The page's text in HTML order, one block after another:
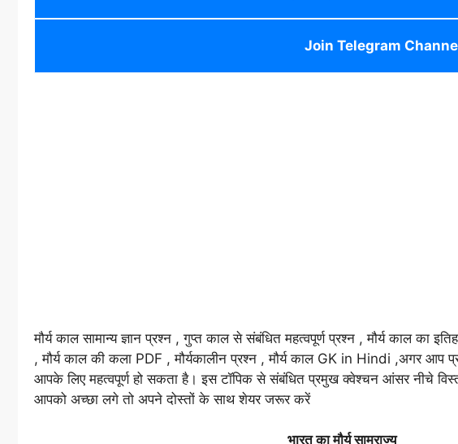
Join Telegram
मौर्य काल सामान्य ज्ञान प्रश्न , गुप्त काल से संबंधित महत्वपूर्ण प्रश्न , मौर्य काल का
, मौर्य काल की कला PDF , मौर्यकालीन प्रश्न , मौर्य काल GK in Hindi ,अगर आप
आपके लिए महत्वपूर्ण हो सकता है। इस टॉपिक से संबंधित प्रमुख क्वेश्चन आंसर नीचे
आपको अच्छा लगे तो अपने दोस्तों के साथ शेयर जरूर करें
भारत का मौर्य साम्राज्य